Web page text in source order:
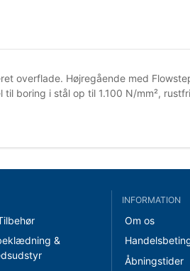
overflade. Højregående med
boring i stål op til 1.100 N/mm²,
&
INFORMATION
Om os
Åbningstider